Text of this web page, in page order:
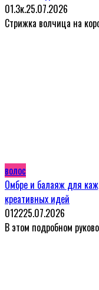
01.3к.25.07.2026
Стрижка волчица на
волос
Омбре и балаяж для
креативных идей
012225.07.2026
В этом подробном